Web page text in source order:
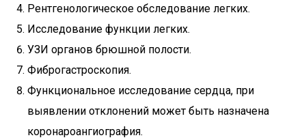
Рентгенологическое обследование легких.
Исследование функции легких.
УЗИ органов брюшной полости.
Фиброгастроскопия.
Функциональное исследование сердца, при
выявлении отклонений может быть назначена
коронароангиография.